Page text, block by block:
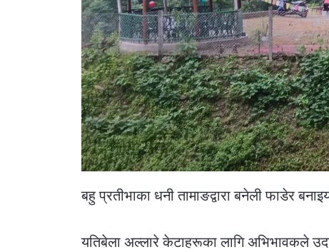
बहु प्रतीभाका धनी तामाङद्वारा बनेली फाडेर
यतिबेला अल्लारे केटाहरूका लागि अभिभावकले